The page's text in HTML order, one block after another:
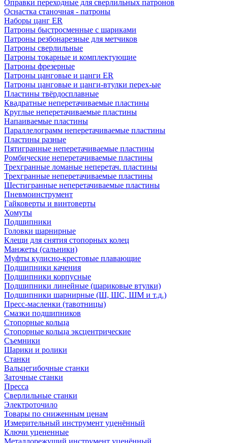
Оправки переходные для сверлильных патронов
Оснастка станочная - патроны
Наборы цанг ER
Патроны быстросменные с шариками
Патроны резбонарезные для метчиков
Патроны сверлильные
Патроны токарные и комплектующие
Патроны фрезерные
Патроны цанговые и цанги ER
Патроны цанговые и цанги-втулки перех-ые
Пластины твёрдосплавные
Квадратные неперетачиваемые пластины
Круглые неперетачиваемые пластины
Напаиваемые пластины
Параллелограмм неперетачиваемые пластины
Пластины разные
Пятигранные неперетачиваемые пластины
Ромбические неперетачиваемые пластины
Трехгранные ломаные неперетач. пластины
Трехгранные неперетачиваемые пластины
Шестигранные неперетачиваемые пластины
Пневмоинструмент
Гайковерты и винтоверты
Хомуты
Подшипники
Головки шарнирные
Клещи для снятия стопорных колец
Манжеты (сальники)
Муфты кулисно-крестовые плавающие
Подшипники качения
Подшипники корпусные
Подшипники линейные (шариковые втулки)
Подшипники шарнирные (Ш, ШС, ШМ и т.д.)
Пресс-масленки (тавотницы)
Смазки подшипников
Стопорные кольца
Стопорные кольца эксцентрические
Съемники
Шарики и ролики
Станки
Вальцегибочные станки
Заточные станки
Пресса
Сверлильные станки
Электроточило
Товары по сниженным ценам
Измерительный инструмент уценённый
Ключи уцененные
Металлорежущий инструмент уценённый